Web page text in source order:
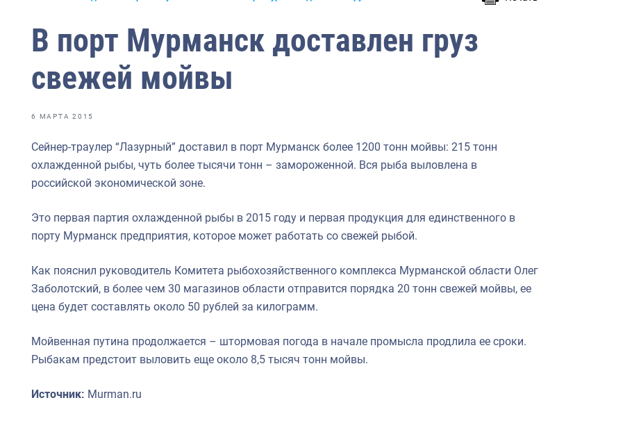
СМИ
конференции
России
цифрах
духовно-нравственных
России и мире
В порт Мурманск доставлен груз
свежей мойвы
6 МАРТА 2015
Сейнер-траулер “Лазурный” доставил в порт Мурманск более 1200 тонн мойвы: 215 тонн
охлажденной рыбы, чуть более тысячи тонн – замороженной. Вся рыба выловлена в
российской экономической зоне.
Это первая партия охлажденной рыбы в 2015 году и первая продукция для единственного в
порту Мурманск предприятия, которое может работать со свежей рыбой.
Как пояснил руководитель Комитета рыбохозяйственного комплекса Мурманской области Олег
Заболотский, в более чем 30 магазинов области отправится порядка 20 тонн свежей мойвы, ее
цена будет составлять около 50 рублей за килограмм.
Мойвенная путина продолжается – штормовая погода в начале промысла продлила ее сроки.
Рыбакам предстоит выловить еще около 8,5 тысяч тонн мойвы.
Источник: Murman.ru